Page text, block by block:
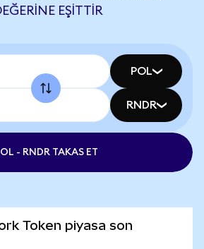
EŞITTIR
POL
RNDR
- RNDR TAKAS ET
Token piyasa son